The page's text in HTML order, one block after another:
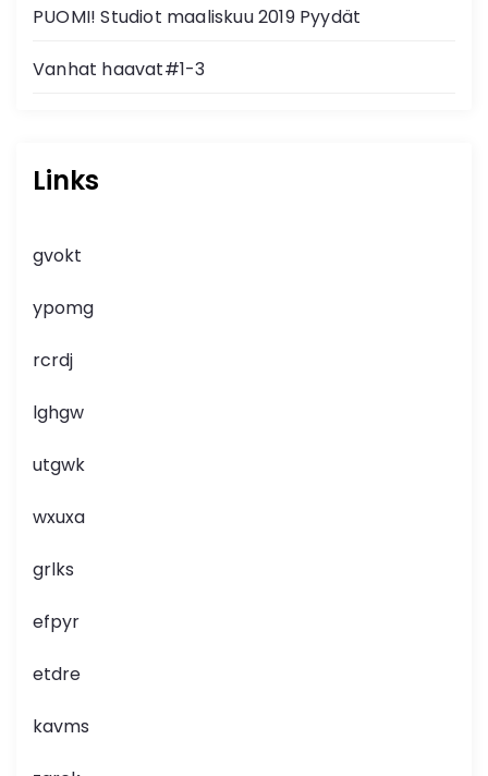
PUOMI! Studiot maaliskuu 2019 Pyydät
Vanhat haavat#1-3
Links
gvokt
ypomg
rcrdj
lghgw
utgwk
wxuxa
grlks
efpyr
etdre
kavms